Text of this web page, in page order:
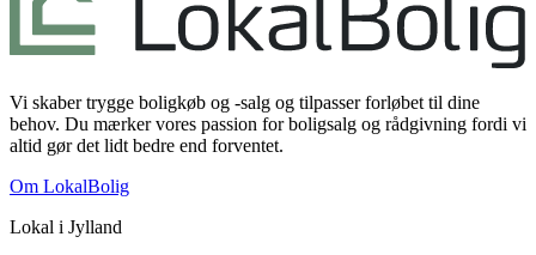
Vi skaber trygge boligkøb og -salg og tilpasser forløbet til dine
behov. Du mærker vores passion for boligsalg og rådgivning fordi vi
altid gør det lidt bedre end forventet.
Om LokalBolig
Lokal i Jylland